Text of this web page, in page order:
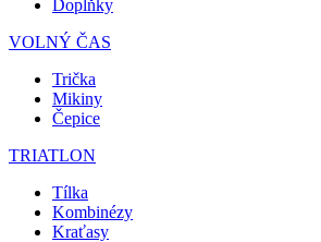
Doplňky
VOLNÝ ČAS
Trička
Mikiny
Čepice
TRIATLON
Tílka
Kombinézy
Kraťasy